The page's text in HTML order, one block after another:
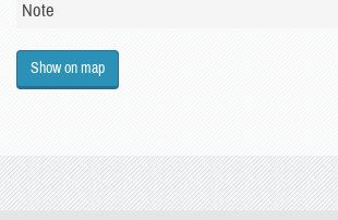
Note
Show on map